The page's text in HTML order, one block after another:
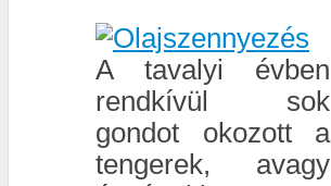
A tavalyi évben
rendkívül sok
gondot okozott a
tengerek, avagy